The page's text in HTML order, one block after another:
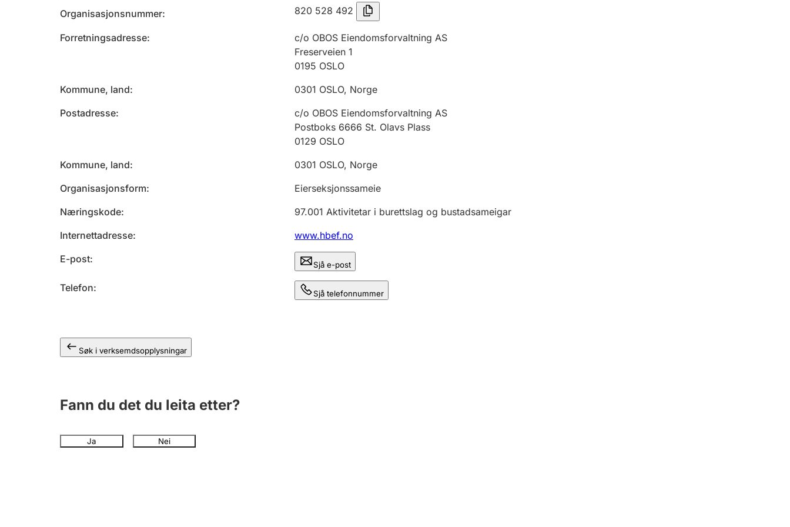
Organisasjonsnummer 820 528 492
Forretningsadresse
c/o OBOS Eiendomsforvaltning AS
Freserveien 1
0195 OSLO
Kommune, land
0301 OSLO, Norge
Postadresse
c/o OBOS Eiendomsforvaltning AS
Postboks 6666 St. Olavs Plass
0129 OSLO
Kommune, land
0301 OSLO, Norge
Organisasjonsform
Eierseksjonssameie
Næringskode
97.001 Aktivitetar i burettslag og bustadsameigar
Internettadresse
www.hbef.no
E-post
Sjå e-post
Telefon Sjå telefonnummer
Søk i verksemdsopplysningar
Fann du det du leita etter?
Ja Nei